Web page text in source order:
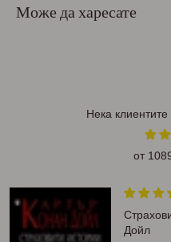
Може да харесате
Нека
от
Дойл